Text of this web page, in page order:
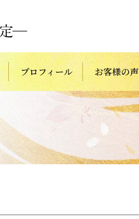
プロフィール お客様の声